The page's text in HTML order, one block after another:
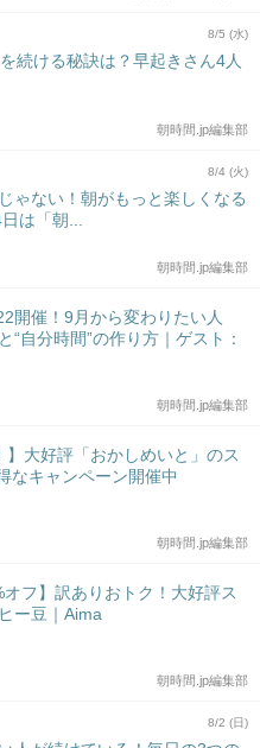
8/5 (水)
続ける秘訣は？早起きさん4人
朝時間.jp編集部
8/4 (火)
ゃない！朝がもっと楽しくなる
は「朝...
朝時間.jp編集部
開催！9月から変わりたい人
“自分時間”の作り方｜ゲスト：
朝時間.jp編集部
】大好評「おかしめいと」のス
なキャンペーン開催中
朝時間.jp編集部
オフ】訳ありおトク！大好評ス
ー豆｜Aima
朝時間.jp編集部
8/2 (日)